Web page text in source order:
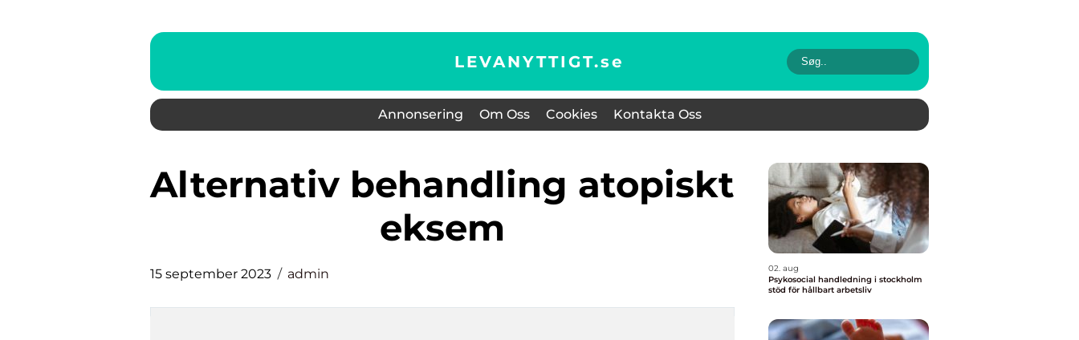
LEVANYTTIGT.se
Annonsering Om Oss Cookies Kontakta Oss
alternativ behandling atopiskt
eksem
15 september 2023 admin
02. aug
Psykosocial handledning i stockholm
stöd för hållbart arbetsliv